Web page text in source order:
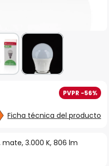
mate, 3.000 K, 806 lm
PVPR -56%
Ficha técnica del producto